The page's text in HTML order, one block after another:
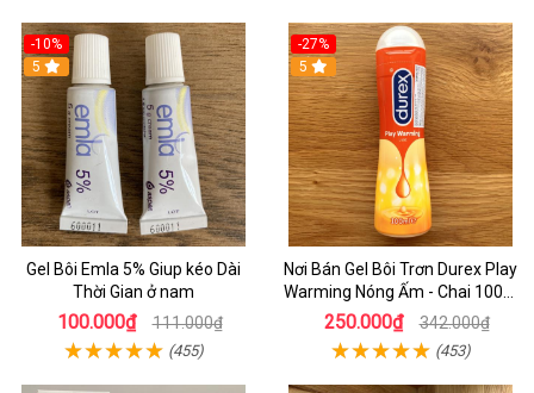
-10%
5
Gel Bôi Emla 5% Giup kéo Dài
Thời Gian ở nam
100.000₫ 111.000₫
(455)
-27%
5
Nơi Bán Gel Bôi Trơn Durex Play
Warming Nóng Ấm - Chai 100m
Chính Hãng - Shop Đồ chơi HCm
250.000₫ 342.000₫
(453)